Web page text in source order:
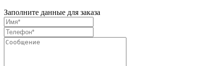
Заполните данные для заказа